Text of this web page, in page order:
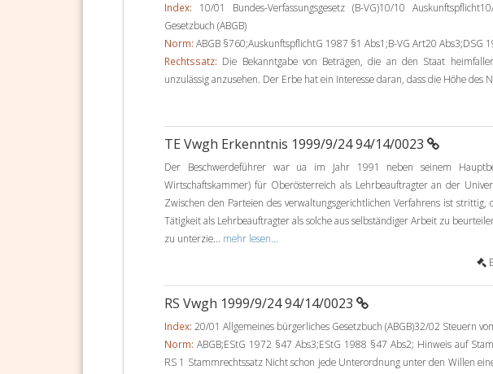
Index: 10/01 Bundes-Verfassungsgesetz (B-VG)10/10
Gesetzbuch (ABGB)
Norm: ABGB §760;AuskunftspflichtG 1987 §1 Abs1;B-VG Art20 Abs3;DSG
Rechtssatz: Die Bekanntgabe von Beträgen, die an den Staat
unzulässig anzusehen. Der Erbe hat ein Interesse daran, dass die Höhe des
TE Vwgh Erkenntnis 1999/9/24 94/14/0023
Der Beschwerdeführer war ua im Jahr 1991 neben seinem
Wirtschaftskammer) für Oberösterreich als Lehrbeauftragter an der
Zwischen den Parteien des verwaltungsgerichtlichen Verfahrens ist
Tätigkeit als Lehrbeauftragter als solche aus selbständiger Arbeit zu
zu unterzie... mehr lesen...
RS Vwgh 1999/9/24 94/14/0023
Index: 20/01 Allgemeines bürgerliches Gesetzbuch (ABGB)32/02 Steuern
Norm: ABGB;EStG 1972 §47 Abs3;EStG 1988 §47 Abs2; Hinweis auf
RS 1 Stammrechtssatz Nicht schon jede Unterordnung unter den Willen